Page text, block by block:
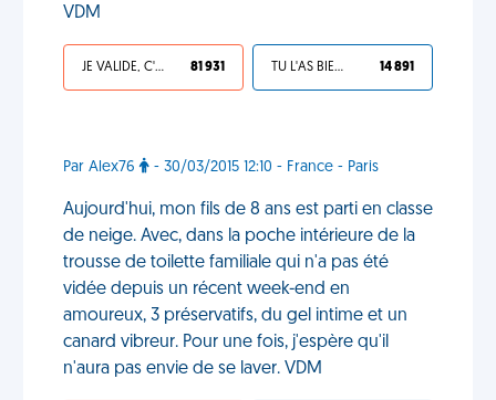
VDM
JE VALIDE, C'EST UNE VDM 81 931 TU L'AS BIEN MÉRITÉ 14 891
Par Alex76 - 30/03/2015 12:10 - France - Paris
Aujourd'hui, mon fils de 8 ans est parti en classe
de neige. Avec, dans la poche intérieure de la
trousse de toilette familiale qui n'a pas été
vidée depuis un récent week-end en
amoureux, 3 préservatifs, du gel intime et un
canard vibreur. Pour une fois, j'espère qu'il
n'aura pas envie de se laver. VDM